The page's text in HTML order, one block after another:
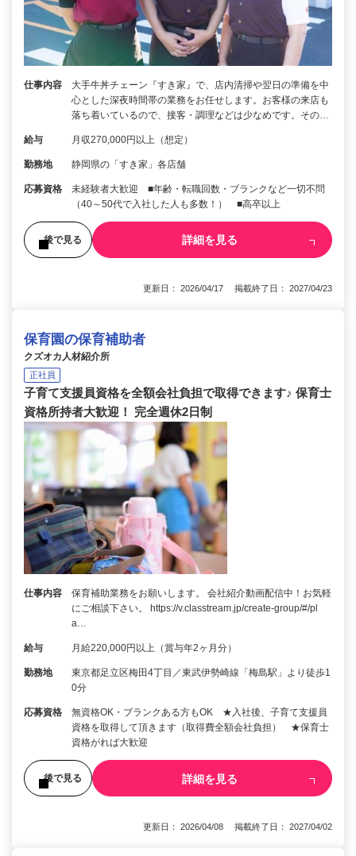
仕事内容
大手牛丼チェーン『すき家』で、店内清掃や翌日の準備を中
心とした深夜時間帯の業務をお任せします。お客様の来店も
落ち着いているので、接客・調理などは少なめです。その…
給与 月収270,000円以上（想定）
勤務地 静岡県の「すき家」各店舗
応募資格
未経験者大歓迎 ■年齢・転職回数・ブランクなど一切不問
（40～50代で入社した人も多数！） ■高卒以上
後で見る 詳細を見る
更新日： 2026/04/17 掲載終了日： 2027/04/23
保育園の保育補助者
クズオカ人材紹介所
正社員
子育て支援員資格を全額会社負担で取得できます♪ 保育士
資格所持者大歓迎！ 完全週休2日制
仕事内容
保育補助業務をお願いします。 会社紹介動画配信中！お気軽
にご相談下さい。 https://v.classtream.jp/create-group/#/pl
a…
給与 月給220,000円以上（賞与年2ヶ月分）
勤務地
東京都足立区梅田4丁目／東武伊勢崎線「梅島駅」より徒歩1
0分
応募資格
無資格OK・ブランクある方もOK ★入社後、子育て支援員
資格を取得して頂きます（取得費全額会社負担） ★保育士
資格がれば大歓迎
後で見る 詳細を見る
更新日： 2026/04/08 掲載終了日： 2027/04/02